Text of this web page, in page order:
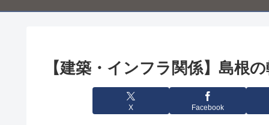
【建築・インフラ関係】島根
X Facebook